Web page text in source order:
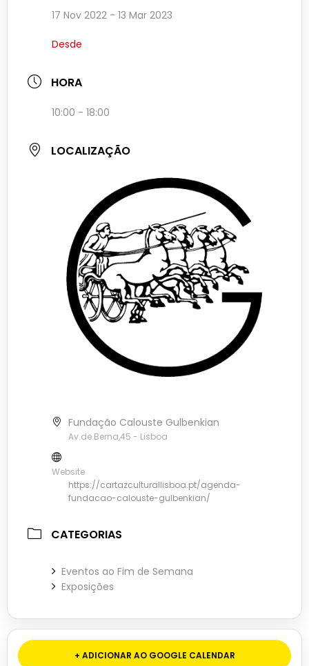
17 Nov 2022 - 13 Mar 2023
Desde
HORA
10:00 - 18:00
LOCALIZAÇÃO
Fundação Calouste Gulbenkian
Av.de Berna,45 - Lisboa
Website
https://cartazculturallisboa.pt/agenda-
fundacao-calouste-gulbenkian/
CATEGORIAS
Eventos ao Fim de Semana
Exposições
+ ADICIONAR AO GOOGLE CALENDAR